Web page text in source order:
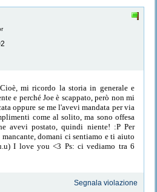
mi ricordo la storia in generale e
e perché Joe è scappato, però non mi
oppure se me l'avevi mandata per via
come al solito, ma sono offesa
avevi postato, quindi niente! :P Per
domani ci sentiamo e ti aiuto
I love you <3 Ps: ci vediamo tra 6
Segnala violazione